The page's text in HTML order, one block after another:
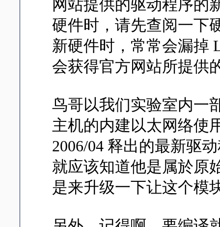
网站提供的驱动程序的
硬件时，请先查阅一下
新硬件时，常常会漏掉
会获得官方网站所提供
鸟哥以我们实验室内一
主机的内建以太网络使
2006/04 释出的最新驱
就应该知道他是属於原
是来升级一下让这个模